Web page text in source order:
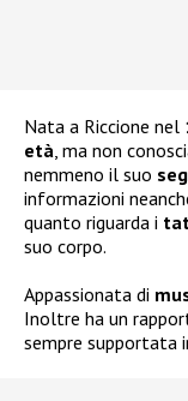
Nata a Riccione nel
età, ma non
nemmeno il suo
informazioni
quanto riguarda i
suo corpo.
Appassionata di
Inoltre ha un
sempre